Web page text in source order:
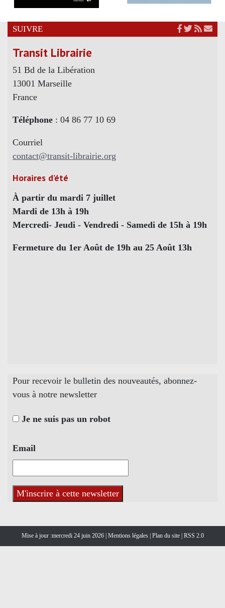
SUIVRE
Transit Librairie
51 Bd de la Libération
13001 Marseille
France
Téléphone : 04 86 77 10 69
Courriel
contact@transit-librairie.org
Horaires d’été
À partir du mardi 7 juillet
Mardi de 13h à 19h
Mercredi- Jeudi - Vendredi - Samedi de 15h à 19h
Fermeture du 1er Août de 19h au 25 Août 13h
Pour recevoir le bulletin des nouveautés, abonnez-
vous à notre newsletter
Je ne suis pas un robot
Email
Mise à jour :mercredi 24 juin 2026 | Mentions légales | Plan du site |RSS 2.0